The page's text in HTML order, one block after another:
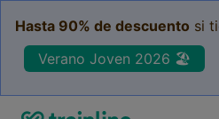
Hasta 90% de descuento si
Verano Joven 2026 🏖️